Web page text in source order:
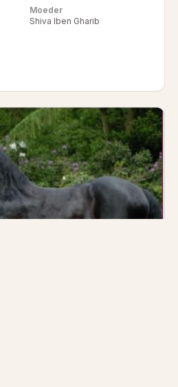
Moeder
Shiva Iben Gharib